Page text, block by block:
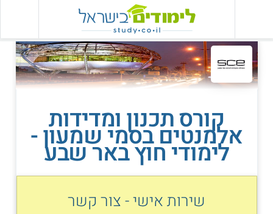
קורס תכנון ומדידות
אלמנטים בסמי שמעון -
לימודי חוץ באר שבע
שירות אישי - צור קשר